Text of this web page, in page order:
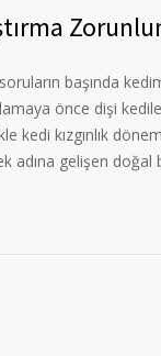
başında
önce dişi
kızgınlık
adına gelişen doğal